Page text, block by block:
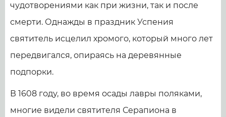
чудотворениями как при жизни, так и после
смерти. Однажды в праздник Успения
святитель исцелил хромого, который много лет
передвигался, опираясь на деревянные
подпорки.
В 1608 году, во время осады лавры поляками,
многие видели святителя Серапиона в